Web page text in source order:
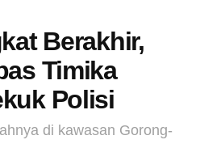
Berakhir,
Timika
Polisi
di kawasan Gorong-